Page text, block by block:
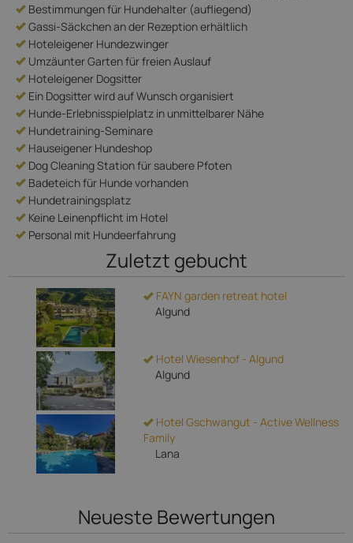
Bestimmungen für Hundehalter (aufliegend)
Gassi-Säckchen an der Rezeption erhältlich
Hoteleigener Hundezwinger
Umzäunter Garten für freien Auslauf
Hoteleigener Dogsitter
Ein Dogsitter wird auf Wunsch organisiert
Hunde-Erlebnisspielplatz in unmittelbarer Nähe
Hundetraining-Seminare
Hauseigener Hundeshop
Dog Cleaning Station für saubere Pfoten
Badeteich für Hunde vorhanden
Hundetrainingsplatz
Keine Leinenpflicht im Hotel
Personal mit Hundeerfahrung
Zuletzt gebucht
FAYN garden retreat hotel
Algund
Hotel Wiesenhof - Algund
Algund
Hotel Gschwangut - Active Wellness
Family
Lana
Neueste Bewertungen